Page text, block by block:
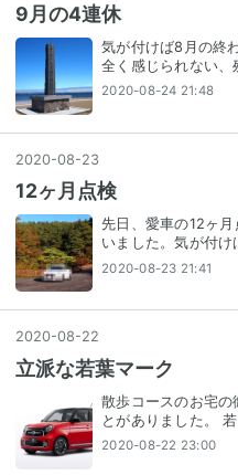
9月の4連休
気が付けば8月の終
全く感じられない
2020-08-24 21:48
2020-08-23
12ヶ月点検
先日、愛車の12ヶ
いました。気が付
2020-08-23 21:41
2020-08-22
立派な若葉マーク
散歩コースのお宅の
とがありました。
2020-08-22 23:00